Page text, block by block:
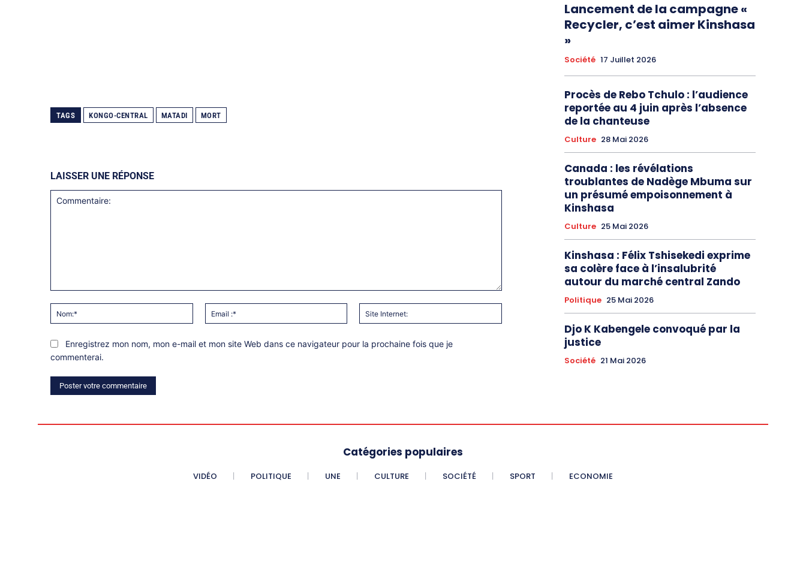
TAGS KONGO-CENTRAL MATADI MORT
LAISSER UNE RÉPONSE
Nom:*
Email
:*
Internet:
Enregistrez mon nom, mon e-mail et mon site Web dans ce navigateur pour la prochaine fois que je
commenterai.
Lancement de la campagne «
Recycler, c’est aimer Kinshasa
»
Société 17 Juillet 2026
Procès de Rebo Tchulo : l’audience
reportée au 4 juin après l’absence
de la chanteuse
Culture 28 Mai 2026
Canada : les révélations
troublantes de Nadège Mbuma sur
un présumé empoisonnement à
Kinshasa
Culture 25 Mai 2026
Kinshasa : Félix Tshisekedi exprime
sa colère face à l’insalubrité
autour du marché central Zando
Politique 25 Mai 2026
Djo K Kabengele convoqué par la
justice
Société 21 Mai 2026
Catégories populaires
VIDÉO POLITIQUE UNE CULTURE SOCIÉTÉ SPORT ECONOMIE